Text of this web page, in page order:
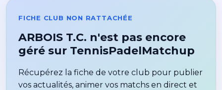
FICHE CLUB NON RATTACHÉE
ARBOIS T.C. n'est pas encore
géré sur TennisPadelMatchup
Récupérez la fiche de votre club pour publier
vos actualités, animer vos matchs en direct et